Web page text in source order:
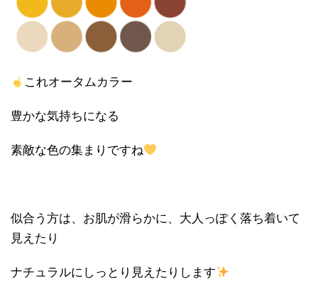
これオータムカラー
豊かな気持ちになる
素敵な色の集まりですね
似合う方は、お肌が滑らかに、大人っぽく落ち着いて
見えたり
ナチュラルにしっとり見えたりします